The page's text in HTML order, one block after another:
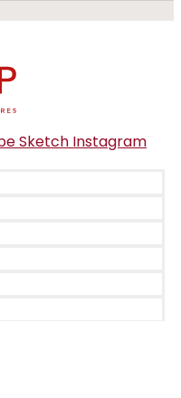
Sketch Instagram